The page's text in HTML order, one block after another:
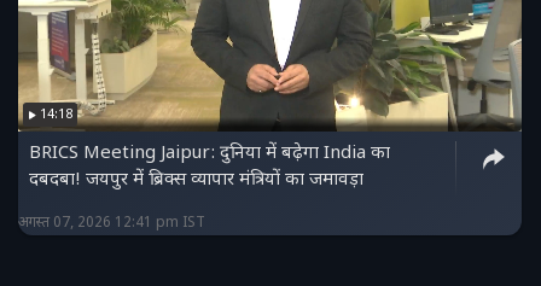
14:18
BRICS Meeting Jaipur: दुनिया में बढ़ेगा India का
दबदबा! जयपुर में ब्रिक्स व्यापार मंत्रियों का जमावड़ा
अगस्त 07, 2026 12:41 pm IST